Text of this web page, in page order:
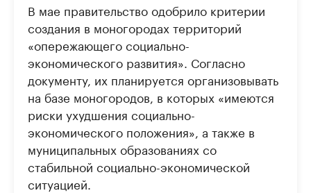
В мае правительство одобрило критерии
создания в моногородах территорий
«опережающего социально-
экономического развития». Согласно
документу, их планируется организовывать
на базе моногородов, в которых «имеются
риски ухудшения социально-
экономического положения», а также в
муниципальных образованиях со
стабильной социально-экономической
ситуацией.